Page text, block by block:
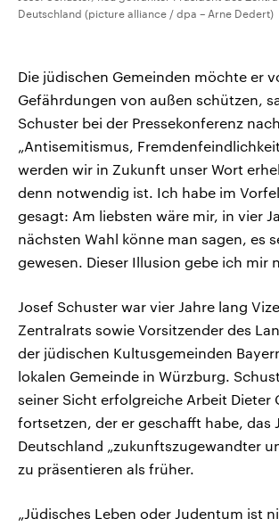
Deutschland (picture alliance / dpa – Arne Dedert)
Die jüdischen Gemeinden möchte er
Gefährdungen von außen schützen,
Schuster bei der Pressekonferenz
„Antisemitismus,
werden wir in Zukunft unser Wort
denn notwendig ist. Ich habe im
gesagt: Am liebsten wäre mir, in vier
nächsten Wahl könne man sagen, es
gewesen. Dieser Illusion gebe ich mir
Josef Schuster war vier Jahre lang
Zentralrats sowie Vorsitzender des
der jüdischen Kultusgemeinden
lokalen Gemeinde in Würzburg.
seiner Sicht erfolgreiche Arbeit Dieter
fortsetzen, der er geschafft habe, das
Deutschland „zukunftszugewandter
zu präsentieren als früher.
„Jüdisches Leben oder Judentum ist